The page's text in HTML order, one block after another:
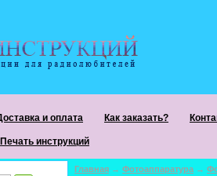
и оплата Как заказать?
Печать инструкций
Главная → Фотоаппаратура →